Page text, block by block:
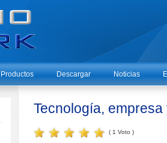
Productos Descargar Noticias
Tecnología, empresa
( 1 Voto )